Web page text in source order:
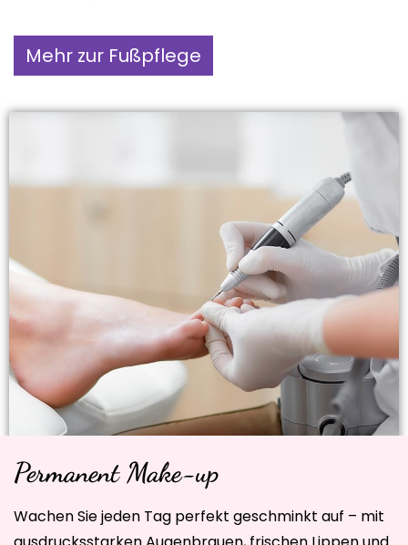
Mehr zur Fußpflege
Permanent Make-up
Wachen Sie jeden Tag perfekt geschminkt auf – mit